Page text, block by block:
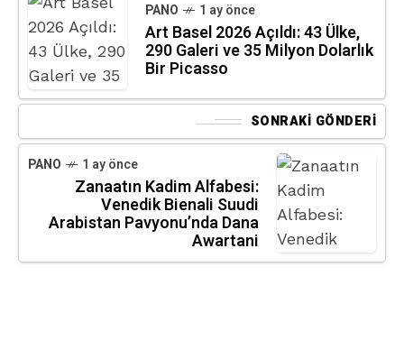
PANO 1 ay önce
Art Basel 2026 Açıldı: 43 Ülke,
290 Galeri ve 35 Milyon Dolarlık
Bir Picasso
SONRAKI GÖNDERI
PANO 1 ay önce
Zanaatın Kadim Alfabesi:
Venedik Bienali Suudi
Arabistan Pavyonu’nda Dana
Awartani